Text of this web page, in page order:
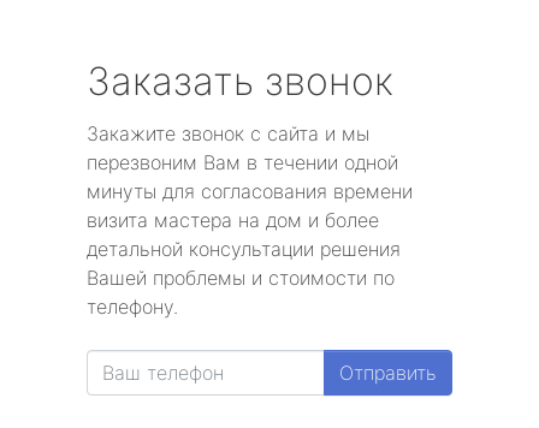
Заказать звонок
Закажите звонок с сайта и мы
перезвоним Вам в течении одной
минуты для согласования времени
визита мастера на дом и более
детальной консультации решения
Вашей проблемы и стоимости по
телефону.
Отправить